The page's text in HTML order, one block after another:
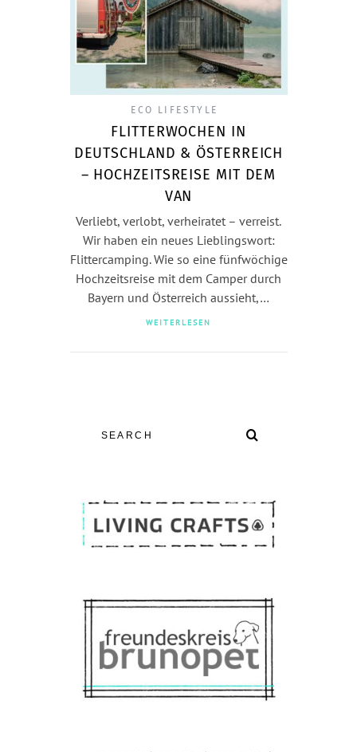
ECO LIFESTYLE
FLITTERWOCHEN IN
DEUTSCHLAND & ÖSTERREICH
– HOCHZEITSREISE MIT DEM
VAN
Verliebt, verlobt, verheiratet – verreist.
Wir haben ein neues Lieblingswort:
Flittercamping. Wie so eine fünfwöchige
Hochzeitsreise mit dem Camper durch
Bayern und Österreich aussieht,…
WEITERLESEN